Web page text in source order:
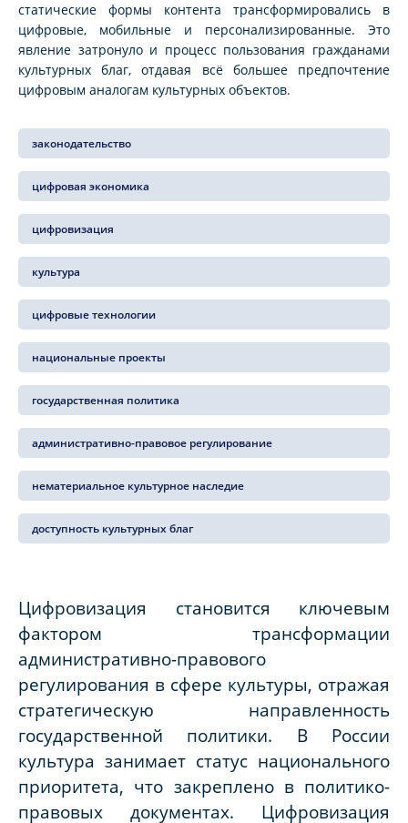
статические формы контента трансформировались в
цифровые, мобильные и персонализированные. Это
явление затронуло и процесс пользования гражданами
культурных благ, отдавая всё большее предпочтение
цифровым аналогам культурных объектов.
законодательство
цифровая экономика
цифровизация
культура
цифровые технологии
национальные проекты
государственная политика
административно-правовое регулирование
нематериальное культурное наследие
доступность культурных благ
Цифровизация становится ключевым
фактором трансформации
административно-правового
регулирования в сфере культуры, отражая
стратегическую направленность
государственной политики. В России
культура занимает статус национального
приоритета, что закреплено в политико-
правовых документах. Цифровизация